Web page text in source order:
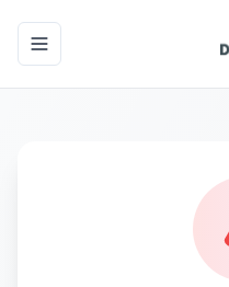
Toggle navigation menu